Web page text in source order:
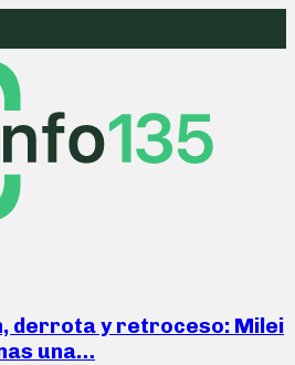
derrota y retroceso: Milei
una…